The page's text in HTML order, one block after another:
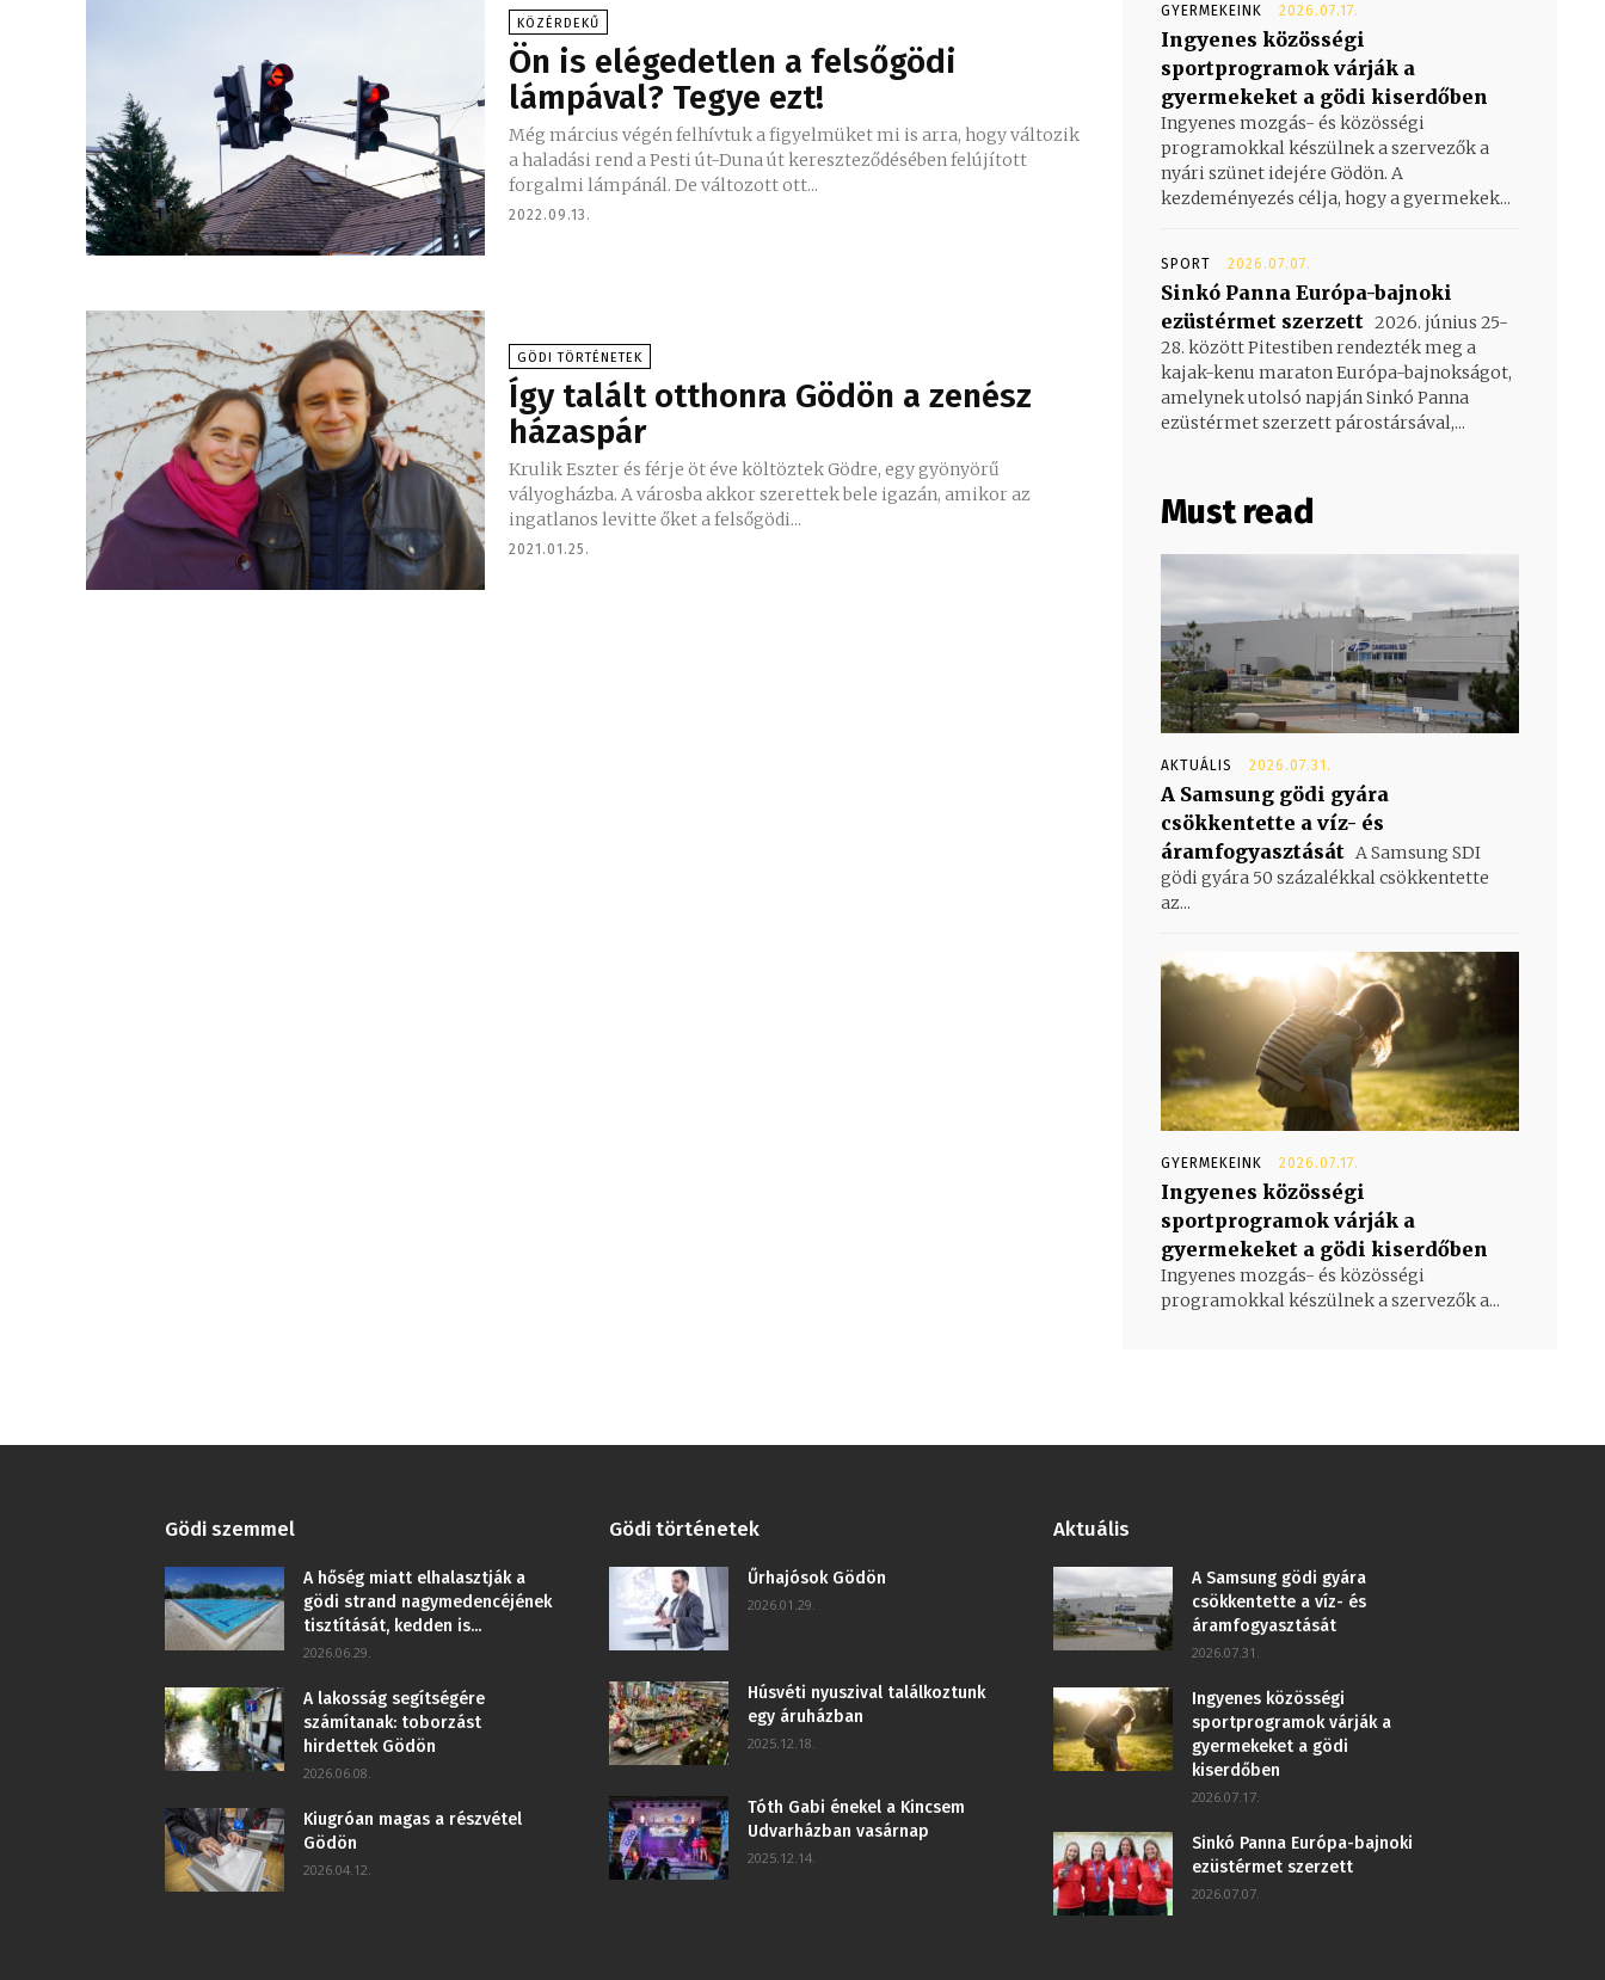
KÖZÉRDEKŰ
Ön is elégedetlen a felsőgödi
lámpával? Tegye ezt!
Még március végén felhívtuk a figyelmüket mi is arra, hogy változik
a haladási rend a Pesti út-Duna út kereszteződésében felújított
forgalmi lámpánál. De változott ott...
2022.09.13.
GÖDI TÖRTÉNETEK
Így talált otthonra Gödön a zenész
házaspár
Krulik Eszter és férje öt éve költöztek Gödre, egy gyönyörű
vályogházba. A városba akkor szerettek bele igazán, amikor az
ingatlanos levitte őket a felsőgödi...
2021.01.25.
GYERMEKEINK 2026.07.17.
Ingyenes közösségi
sportprogramok várják a
gyermekeket a gödi kiserdőben
Ingyenes mozgás- és közösségi
programokkal készülnek a szervezők a
nyári szünet idejére Gödön. A
kezdeményezés célja, hogy a gyermekek...
SPORT 2026.07.07.
Sinkó Panna Európa-bajnoki
ezüstérmet szerzett 2026. június 25-
28. között Pitestiben rendezték meg a
kajak-kenu maraton Európa-bajnokságot,
amelynek utolsó napján Sinkó Panna
ezüstérmet szerzett párostársával,...
Must read
AKTUÁLIS 2026.07.31.
A Samsung gödi gyára
csökkentette a víz- és
áramfogyasztását A Samsung SDI
gödi gyára 50 százalékkal csökkentette
az...
GYERMEKEINK 2026.07.17.
Ingyenes közösségi
sportprogramok várják a
gyermekeket a gödi kiserdőben
Ingyenes mozgás- és közösségi
programokkal készülnek a szervezők a...
Gödi szemmel
A hőség miatt elhalasztják a
gödi strand nagymedencéjének
tisztítását, kedden is...
2026.06.29.
A lakosság segítségére
számítanak: toborzást
hirdettek Gödön
2026.06.08.
Kiugróan magas a részvétel
Gödön
2026.04.12.
Gödi történetek
Űrhajósok Gödön
2026.01.29.
Húsvéti nyuszival találkoztunk
egy áruházban
2025.12.18.
Tóth Gabi énekel a Kincsem
Udvarházban vasárnap
2025.12.14.
Aktuális
A Samsung gödi gyára
csökkentette a víz- és
áramfogyasztását
2026.07.31.
Ingyenes közösségi
sportprogramok várják a
gyermekeket a gödi
kiserdőben
2026.07.17.
Sinkó Panna Európa-bajnoki
ezüstérmet szerzett
2026.07.07.